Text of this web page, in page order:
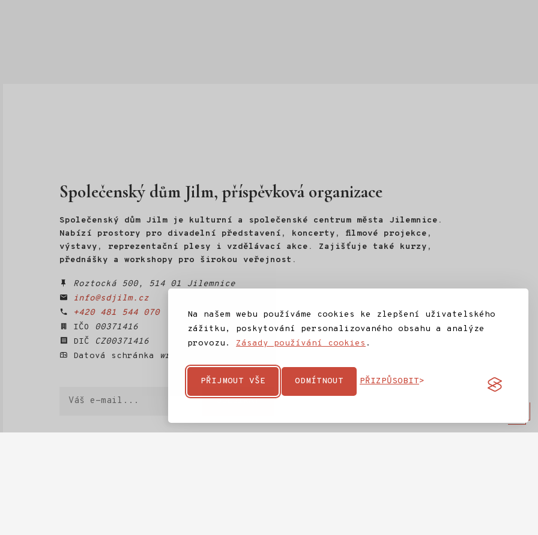
Na našem webu používáme cookies ke zlepšení uživatelského
zážitku, poskytování personalizovaného obsahu a analýze
provozu. Zásady používání cookies .
PŘIJMOUT VŠE ODMÍTNOUT PŘIZPŮSOBIT
Společenský dům Jilm, příspěvková organizace
Společenský dům Jilm je kulturní a společenské centrum města Jilemnice.
Nabízí prostory pro divadelní představení, koncerty, filmové projekce,
výstavy, reprezentační plesy i vzdělávací akce. Zajišťuje také kurzy,
přednášky a workshopy pro širokou veřejnost.
Roztocká 500, 514 01 Jilemnice
info@sdjilm.cz
+420 481 544 070
IČO
00371416
DIČ
CZ00371416
Datová schránka
wrrtti5
ODEBÍRAT